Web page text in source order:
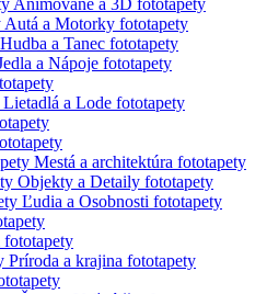
Animované a 3D fototapety
Autá a Motorky fototapety
Hudba a Tanec fototapety
a Nápoje fototapety
Lietadlá a Lode fototapety
Mestá a architektúra fototapety
Objekty a Detaily fototapety
Ľudia a Osobnosti fototapety
fototapety
Príroda a krajina fototapety